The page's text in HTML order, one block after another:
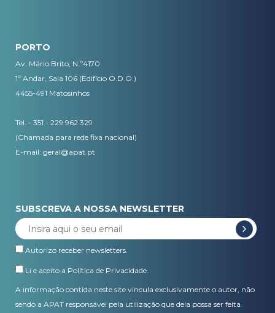
PORTO
Av. Mário Brito, N.º4170
1º Andar, Sala 106 (Edifício O.D.O.)
4455-491 Matosinhos
Tel. - 351 - 229 962 329
(Chamada para rede fixa nacional)
E-mail: geral@apat.pt
SUBSCREVA A NOSSA NEWSLETTER
Autorizo receber newsletters.
Li e aceito a Política de Privacidade.
A informação contida neste site vincula exclusivamente o autor, não
sendo a APAT responsável pela utilização que dela possa ser feita.